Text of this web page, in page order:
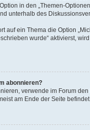
in den „Themen-
unterhalb des
auf ein Thema die Option
wurde“ aktivierst,
abonnieren?
verwende im Forum den
am Ende der Seite